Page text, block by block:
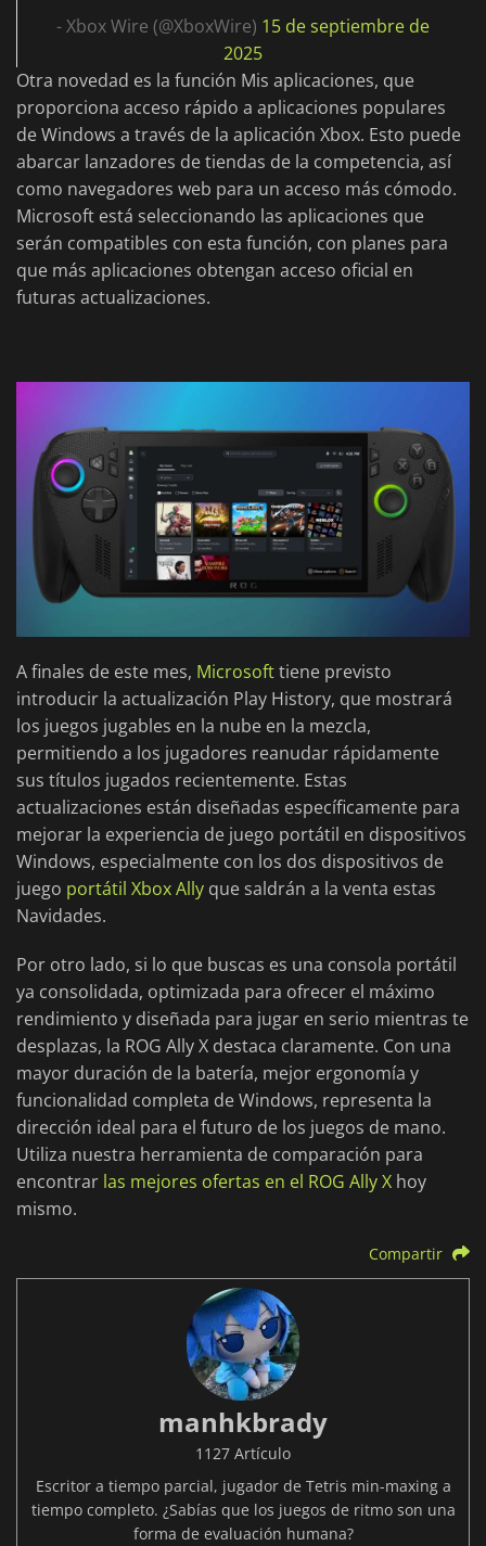
- Xbox Wire (@XboxWire) 15 de septiembre de
2025
Otra novedad es la función Mis aplicaciones, que
proporciona acceso rápido a aplicaciones populares
de Windows a través de la aplicación Xbox. Esto puede
abarcar lanzadores de tiendas de la competencia, así
como navegadores web para un acceso más cómodo.
Microsoft está seleccionando las aplicaciones que
serán compatibles con esta función, con planes para
que más aplicaciones obtengan acceso oficial en
futuras actualizaciones.
A finales de este mes, Microsofttiene previsto
introducir la actualización Play History, que mostrará
los juegos jugables en la nube en la mezcla,
permitiendo a los jugadores reanudar rápidamente
sus títulos jugados recientemente. Estas
actualizaciones están diseñadas específicamente para
mejorar la experiencia de juego portátil en dispositivos
Windows, especialmente con los dos dispositivos de
juego portátil Xbox Ally que saldrán a la venta estas
Navidades.
Por otro lado, si lo que buscas es una consola portátil
ya consolidada, optimizada para ofrecer el máximo
rendimiento y diseñada para jugar en serio mientras te
desplazas, la ROG Ally X destaca claramente. Con una
mayor duración de la batería, mejor ergonomía y
funcionalidad completa de Windows, representa la
dirección ideal para el futuro de los juegos de mano.
Utiliza nuestra herramienta de comparación para
encontrar las mejores ofertas en el ROG Ally X hoy
mismo.
Compartir
manhkbrady
1127 Artículo
Escritor a tiempo parcial, jugador de Tetris min-maxing a
tiempo completo. ¿Sabías que los juegos de ritmo son una
forma de evaluación humana?